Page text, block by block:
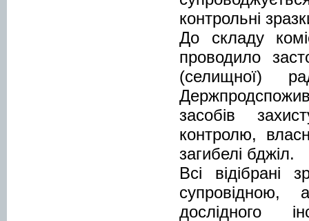
контрольні
До складу
проводило
(селищної)
засобів
контролю,
загибелі бджіл.
Всі відібрані
супровідною,
дослідного